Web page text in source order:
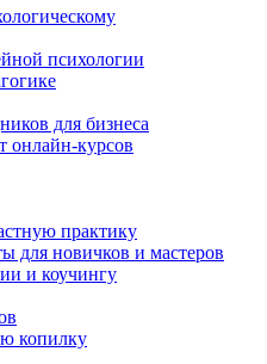
психологии
для бизнеса
онлайн-курсов
практику
для новичков и мастеров
и коучингу
копилку